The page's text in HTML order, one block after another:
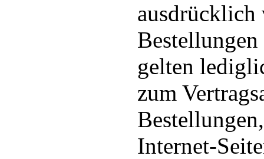
ausdrücklich
Bestellungen
gelten
zum
Internet-